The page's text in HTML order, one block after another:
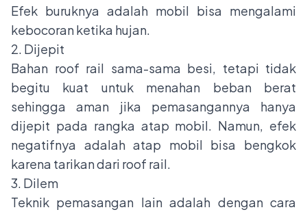
Efek buruknya adalah mobil bisa mengalami
kebocoran ketika hujan.
2. Dijepit
Bahan roof rail sama-sama besi, tetapi tidak
begitu kuat untuk menahan beban berat
sehingga aman jika pemasangannya hanya
dijepit pada rangka atap mobil. Namun, efek
negatifnya adalah atap mobil bisa bengkok
karena tarikan dari roof rail.
3. Dilem
Teknik pemasangan lain adalah dengan cara